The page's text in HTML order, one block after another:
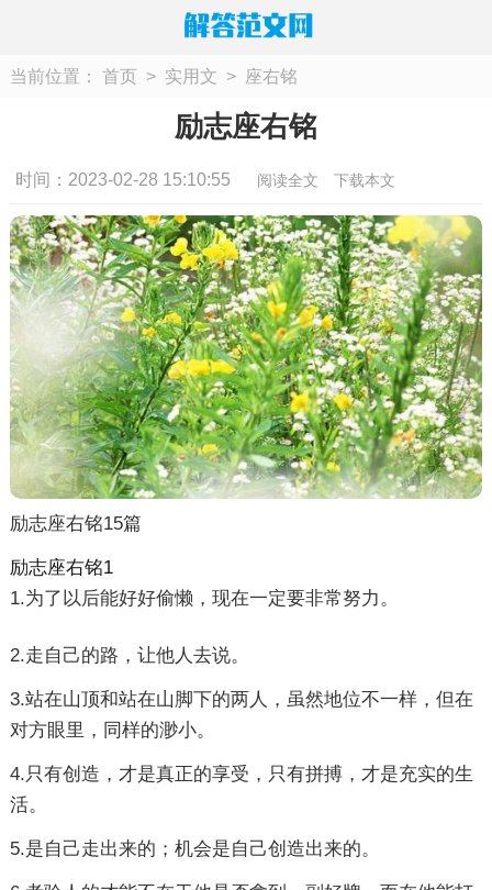
当前位置： 首页 > 实用文 > 座右铭
励志座右铭
时间：2023-02-28 15:10:55 阅读全文 下载本文
励志座右铭15篇
励志座右铭1
1.为了以后能好好偷懒，现在一定要非常努力。
2.走自己的路，让他人去说。
3.站在山顶和站在山脚下的两人，虽然地位不一样，但在
对方眼里，同样的渺小。
4.只有创造，才是真正的享受，只有拼搏，才是充实的生
活。
5.是自己走出来的；机会是自己创造出来的。